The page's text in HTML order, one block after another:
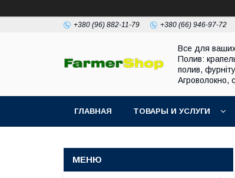
+380 (96) 882-11-79 +380 (66) 946-97-72
Все для
Полив:
полив,
Агроволокно,
ГЛАВНАЯ ТОВАРЫ И УСЛУГИ